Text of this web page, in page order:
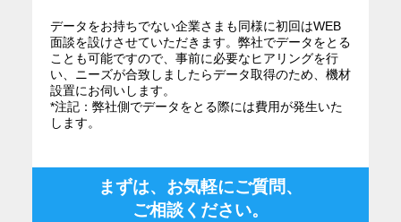
データをお持ちでない企業さまも同様に初回はWEB
面談を設けさせていただきます。弊社でデータをとる
ことも可能ですので、事前に必要なヒアリングを行
い、ニーズが合致しましたらデータ取得のため、機材
設置にお伺いします。
*注記：弊社側でデータをとる際には費用が発生いた
します。
まずは、お気軽にご質問、
ご相談ください。